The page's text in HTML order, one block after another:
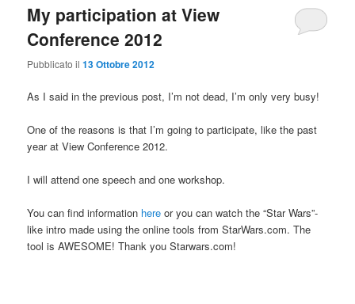
My participation at View
Conference 2012
Pubblicato il13 Ottobre 2012
As I said in the previous post, I’m not dead, I’m only very busy!
One of the reasons is that I’m going to participate, like the past
year at View Conference 2012.
I will attend one speech and one workshop.
You can find information here or you can watch the “Star Wars”-
like intro made using the online tools from StarWars.com. The
tool is AWESOME! Thank you Starwars.com!